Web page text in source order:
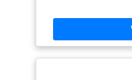
bracelet se
sifflet puissant de
d'un couteau et de
militaire TAILLE
premiers soins